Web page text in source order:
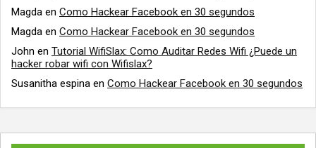
Magda en Como Hackear Facebook en 30 segundos
Magda en Como Hackear Facebook en 30 segundos
John en Tutorial WifiSlax: Como Auditar Redes Wifi ¿Puede un
hacker robar wifi con Wifislax?
Susanitha espina en Como Hackear Facebook en 30 segundos